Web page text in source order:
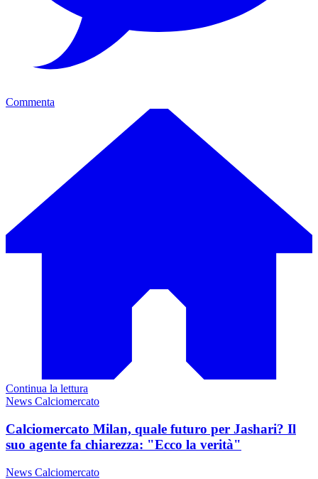
Commenta
Continua la lettura
News Calciomercato
Calciomercato Milan, quale futuro per Jashari? Il
suo agente fa chiarezza: "Ecco la verità"
News Calciomercato